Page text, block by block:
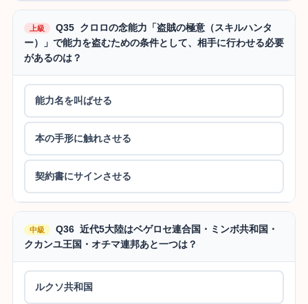
上級
Q35 クロロの念能力「盗賊の極意（スキルハンタ
ー）」で能力を盗むための条件として、相手に行わせる必要
があるのは？
能力名を叫ばせる
本の手形に触れさせる
契約書にサインさせる
中級
Q36 近代5大陸はベゲロセ連合国・ミンボ共和国・
クカンユ王国・オチマ連邦あと一つは？
ルクソ共和国